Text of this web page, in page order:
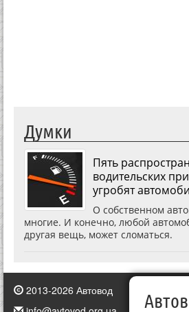
Думки
Пять
водительских
угробят
О собственном
многие. И конечно, любой
другая вещь, может сломаться.
2013-2026 Автовод